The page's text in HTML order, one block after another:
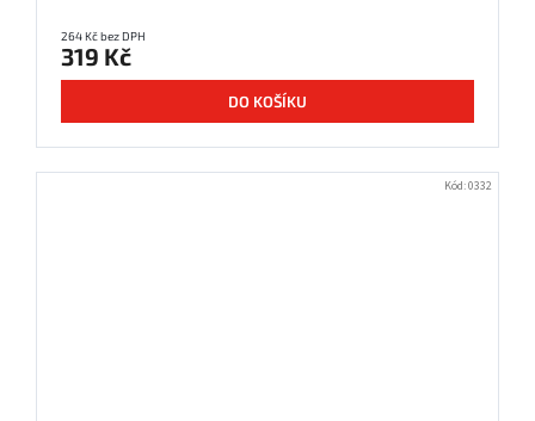
264 Kč bez DPH
319 Kč
DO KOŠÍKU
Kód:0332